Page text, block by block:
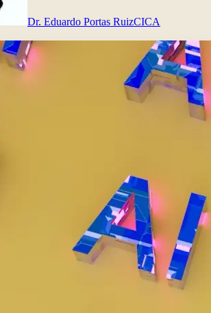
Dr. Eduardo Portas RuizCICA